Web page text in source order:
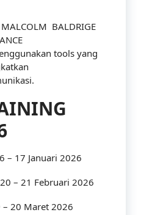
BALDRIGE
tools yang
– 17 Januari 2026
– 21 Februari 2026
20 Maret 2026